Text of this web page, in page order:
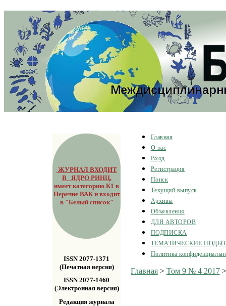
ЖУРНАЛ ВХОДИТ
В ЯДРО РИНЦ,
имеет категорию К1 в
Перечне ВАК и входит
в "Белый список"
ISSN 2077-1371
(Печатная версия)
ISSN 2077-1460
(Электронная версия)
Редакция журнала
Главная
О нас
Вход
Регистрация
Поиск
Текущий выпуск
Архивы
Объявления
ДЛЯ АВТОРОВ
ПОДПИСКА
ТЕМАТИЧЕСКИЕ
Политика
Главная> Том 9 № 4 2017